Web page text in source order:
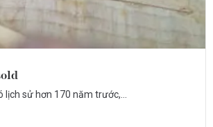
lịch sử hơn 170 năm trước,...